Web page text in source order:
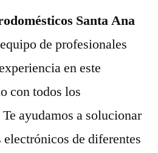
Santa Ana
de profesionales
en este
con todos los
ayudamos a solucionar
electrónicos de diferentes